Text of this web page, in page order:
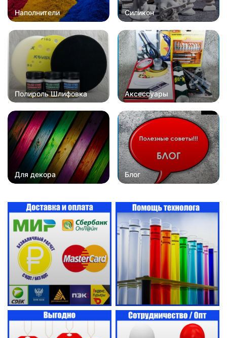
Наполнители Силикон
Полироль Шлифовка Аксессуары
Для декора Блог